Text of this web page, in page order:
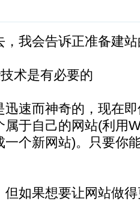
，我会告诉正准备建
术是有必要的
速而神奇的，现在即
于自己的网站(利用
一个新网站)。只要你
如果想要让网站做得